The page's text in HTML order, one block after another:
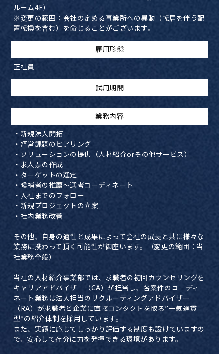
ルーム4F）
​※変更の範囲：会社の定める事業所への異動（転居を伴う配
置転換を含む）を命じることがございます。
雇用形態
正社員
試用期間
業務内容
・新規法人開拓
・経営課題のヒアリング
・ソリューションの提供（人材紹介orその他サービス）
・求人票の作成
・ターゲットの選定
・候補者の推薦～選考コーディネート
・入社までのフォロー
・新規プロジェクトの立案
・社内業務改善
その他、自身の適性と成果によって会社の成長と共に様々な
業務に携わって頂く可能性が御座います。（変更の範囲：当
社業務全般）
当社の人材紹介事業部では、求職者の初回カウンセリングを
キャリアアドバイザー（CA）が担当し、各案件のコーディ
ネート業務は法人担当のリクルーティングアドバイザー
（RA）が求職者と企業に直接コンタクトを取る”一気通貫
型”の紹介体制を採用しています。
また、実績に応じてしっかり評価する制度も設けていますの
で、安心して存分に力を発揮できる環境があります。